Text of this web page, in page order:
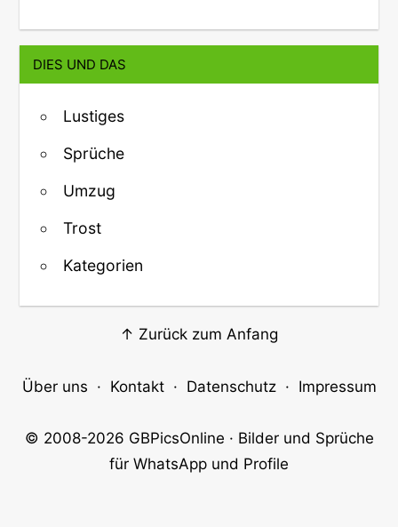
DIES UND DAS
Lustiges
Sprüche
Umzug
Trost
Kategorien
↑ Zurück zum Anfang
Über uns · Kontakt· Datenschutz· Impressum
© 2008-2026 GBPicsOnline · Bilder und Sprüche
für WhatsApp und Profile